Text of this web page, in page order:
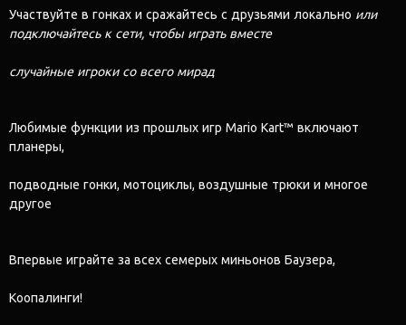
Участвуйте в гонках и сражайтесь с друзьями локально или
подключайтесь к сети, чтобы играть вместе
случайные игроки со всего мирад
Любимые функции из прошлых игр Mario Kart™ включают
планеры,
подводные гонки, мотоциклы, воздушные трюки и многое
другое
Впервые играйте за всех семерых миньонов Баузера,
Коопалинги!